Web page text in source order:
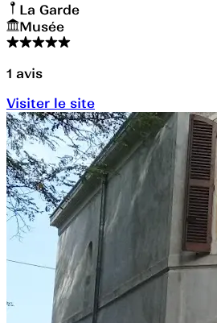
La Garde
Musée
1 avis
Visiter le site